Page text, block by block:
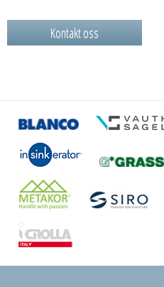
Kontakt oss